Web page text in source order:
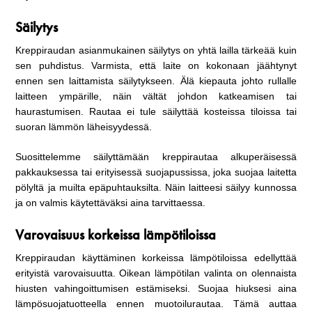
Säilytys
Kreppiraudan asianmukainen säilytys on yhtä lailla tärkeää kuin
sen puhdistus. Varmista, että laite on kokonaan jäähtynyt
ennen sen laittamista säilytykseen. Älä kiepauta johto rullalle
laitteen ympärille, näin vältät johdon katkeamisen tai
haurastumisen. Rautaa ei tule säilyttää kosteissa tiloissa tai
suoran lämmön läheisyydessä.
Suosittelemme säilyttämään kreppirautaa alkuperäisessä
pakkauksessa tai erityisessä suojapussissa, joka suojaa laitetta
pölyltä ja muilta epäpuhtauksilta. Näin laitteesi säilyy kunnossa
ja on valmis käytettäväksi aina tarvittaessa.
Varovaisuus korkeissa lämpötiloissa
Kreppiraudan käyttäminen korkeissa lämpötiloissa edellyttää
erityistä varovaisuutta. Oikean lämpötilan valinta on olennaista
hiusten vahingoittumisen estämiseksi. Suojaa hiuksesi aina
lämpösuojatuotteella ennen muotoilurautaa. Tämä auttaa